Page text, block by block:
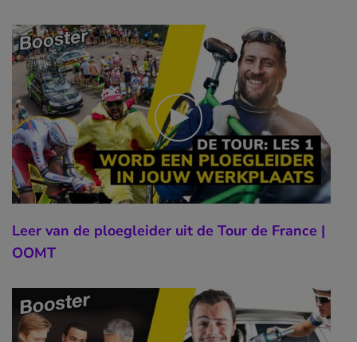
Leer van de ploegleider uit de Tour de France |
OOMT